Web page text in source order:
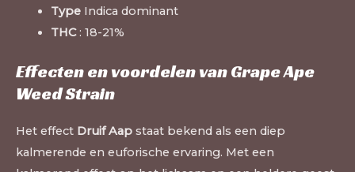
TypeIndica dominant
THC: 18-21%
Effecten en voordelen van Grape Ape
Weed Strain
Het effect Druif Aap staat bekend als een diep
kalmerende en euforische ervaring. Met een